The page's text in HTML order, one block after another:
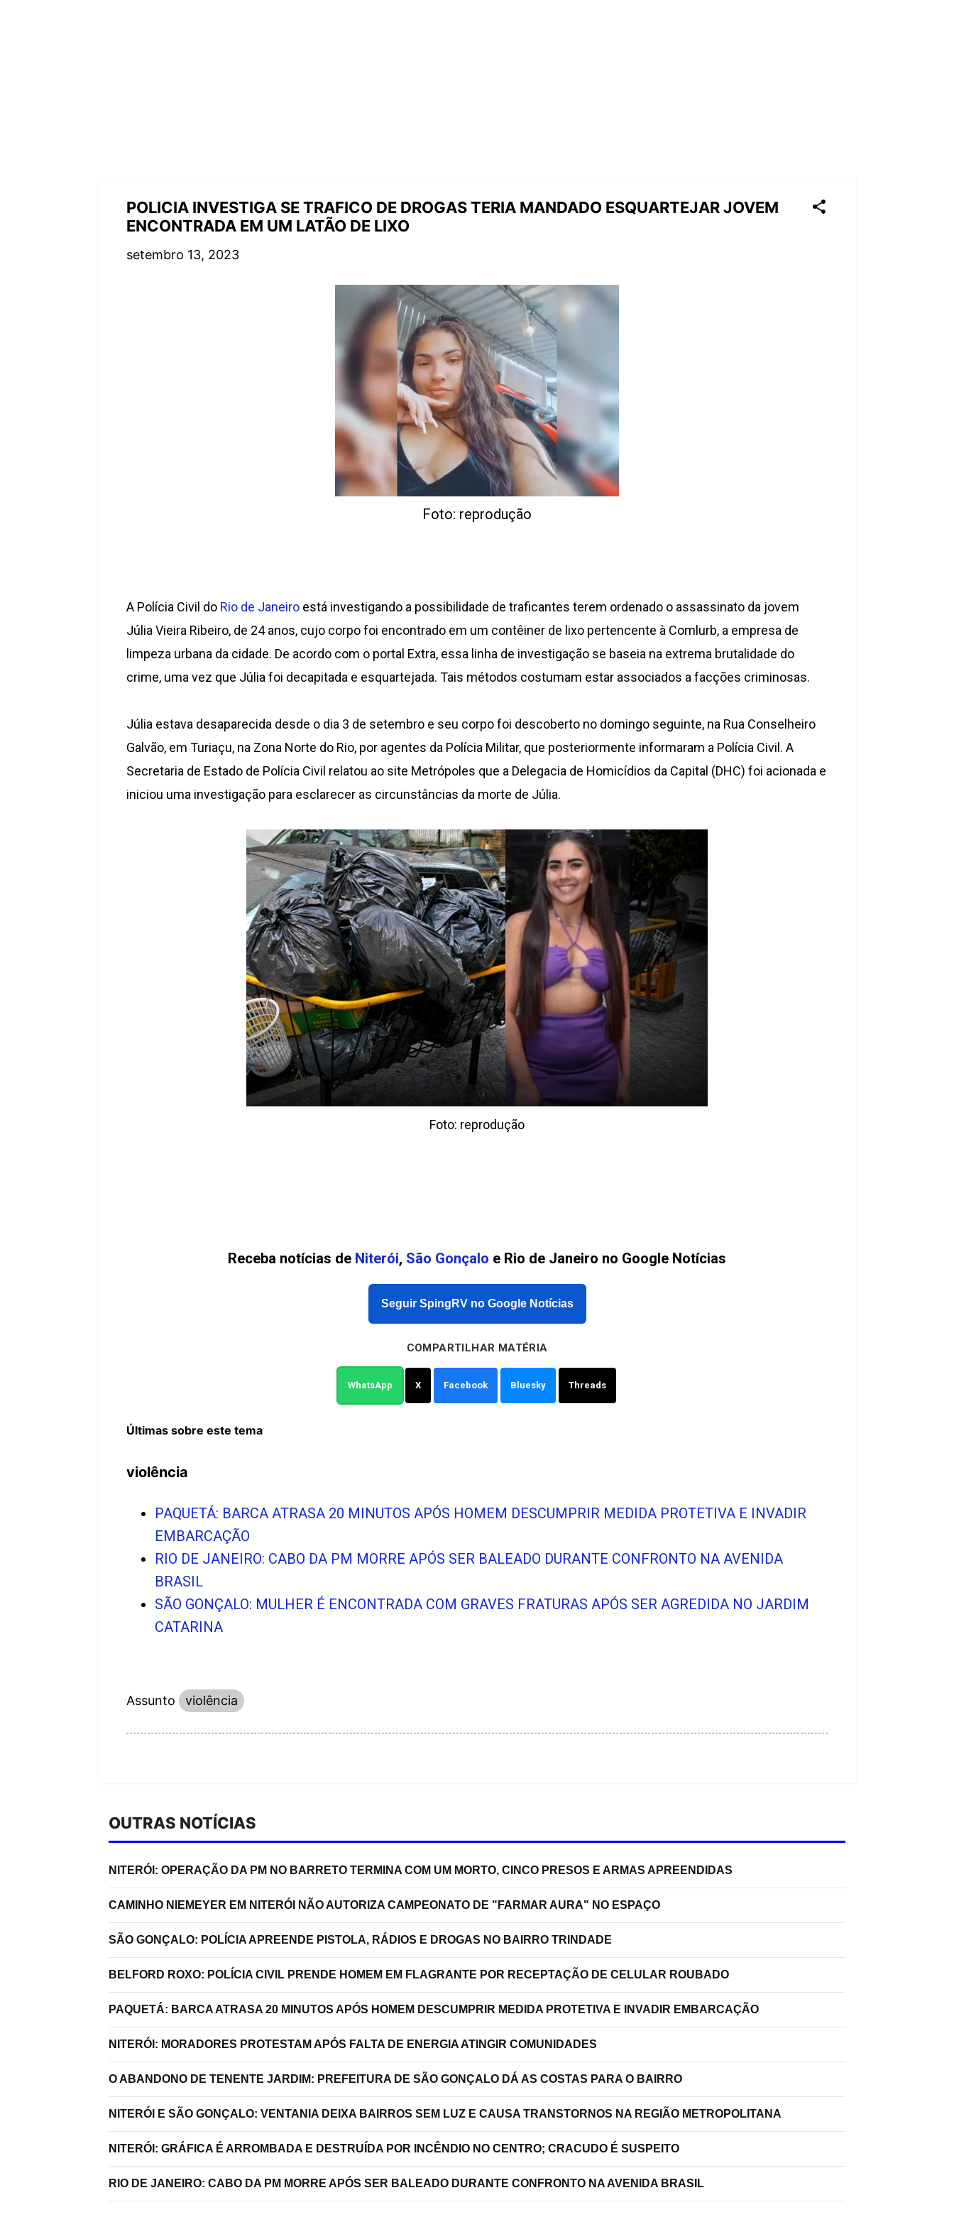
POLICIA INVESTIGA SE TRAFICO DE DROGAS TERIA MANDADO ESQUARTEJAR JOVEM
ENCONTRADA EM UM LATÃO DE LIXO
setembro 13, 2023
Foto: reprodução
A Polícia Civil do Rio de Janeiro está investigando a possibilidade de traficantes terem ordenado o assassinato da jovem
Júlia Vieira Ribeiro, de 24 anos, cujo corpo foi encontrado em um contêiner de lixo pertencente à Comlurb, a empresa de
limpeza urbana da cidade. De acordo com o portal Extra, essa linha de investigação se baseia na extrema brutalidade do
crime, uma vez que Júlia foi decapitada e esquartejada. Tais métodos costumam estar associados a facções criminosas.
Júlia estava desaparecida desde o dia 3 de setembro e seu corpo foi descoberto no domingo seguinte, na Rua Conselheiro
Galvão, em Turiaçu, na Zona Norte do Rio, por agentes da Polícia Militar, que posteriormente informaram a Polícia Civil. A
Secretaria de Estado de Polícia Civil relatou ao site Metrópoles que a Delegacia de Homicídios da Capital (DHC) foi acionada e
iniciou uma investigação para esclarecer as circunstâncias da morte de Júlia.
Foto: reprodução
Receba notícias de Niterói, São Gonçalo e Rio de Janeiro no Google Notícias
Seguir SpingRV no Google Notícias
COMPARTILHAR MATÉRIA
WhatsApp X Facebook Bluesky Threads
Últimas sobre este tema
violência
PAQUETÁ: BARCA ATRASA 20 MINUTOS APÓS HOMEM DESCUMPRIR MEDIDA PROTETIVA E INVADIR
EMBARCAÇÃO
RIO DE JANEIRO: CABO DA PM MORRE APÓS SER BALEADO DURANTE CONFRONTO NA AVENIDA
BRASIL
SÃO GONÇALO: MULHER É ENCONTRADA COM GRAVES FRATURAS APÓS SER AGREDIDA NO JARDIM
CATARINA
Assunto violência
OUTRAS NOTÍCIAS
NITERÓI: OPERAÇÃO DA PM NO BARRETO TERMINA COM UM MORTO, CINCO PRESOS E ARMAS APREENDIDAS
CAMINHO NIEMEYER EM NITERÓI NÃO AUTORIZA CAMPEONATO DE "FARMAR AURA" NO ESPAÇO
SÃO GONÇALO: POLÍCIA APREENDE PISTOLA, RÁDIOS E DROGAS NO BAIRRO TRINDADE
BELFORD ROXO: POLÍCIA CIVIL PRENDE HOMEM EM FLAGRANTE POR RECEPTAÇÃO DE CELULAR ROUBADO
PAQUETÁ: BARCA ATRASA 20 MINUTOS APÓS HOMEM DESCUMPRIR MEDIDA PROTETIVA E INVADIR EMBARCAÇÃO
NITERÓI: MORADORES PROTESTAM APÓS FALTA DE ENERGIA ATINGIR COMUNIDADES
O ABANDONO DE TENENTE JARDIM: PREFEITURA DE SÃO GONÇALO DÁ AS COSTAS PARA O BAIRRO
NITERÓI E SÃO GONÇALO: VENTANIA DEIXA BAIRROS SEM LUZ E CAUSA TRANSTORNOS NA REGIÃO METROPOLITANA
NITERÓI: GRÁFICA É ARROMBADA E DESTRUÍDA POR INCÊNDIO NO CENTRO; CRACUDO É SUSPEITO
RIO DE JANEIRO: CABO DA PM MORRE APÓS SER BALEADO DURANTE CONFRONTO NA AVENIDA BRASIL